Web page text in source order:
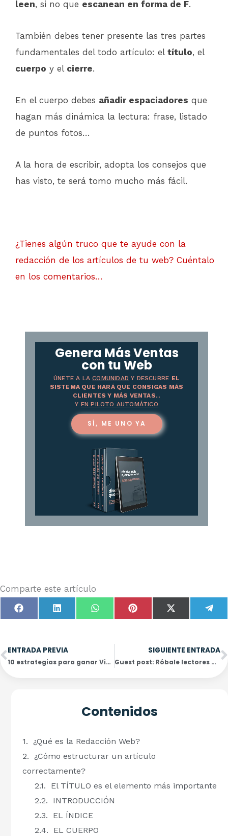
leen, si no que escanean en forma de F.
También debes tener presente las tres partes
fundamentales del todo artículo: el título, el
cuerpo y el cierre.
En el cuerpo debes añadir espaciadores que
hagan más dinámica la lectura: frase, listado
de puntos fotos…
A la hora de escribir, adopta los consejos que
has visto, te será tomo mucho más fácil.
¿Tienes algún truco que te ayude con la
redacción de los artículos de tu web? Cuéntalo
en los comentarios…
Genera Más Ventas
con tu Web
ÚNETE A LACOMUNIDAD Y DESCUBRE EL
SISTEMA QUE HARÁ QUE CONSIGAS MÁS
CLIENTES Y MÁS VENTAS...
Y EN PILOTO AUTOMÁTICO
SÍ, ME UNO YA
Comparte este artículo
Compartir
en
FacebookCompartir
en
LinkedInCompartir
en
WhatsAppCompartir
en
PinterestCompartir
en
X
(Twitter) en
Ant
ENTRADA PREVIA
10 estrategias para ganar Visibilidad en Internet
SIGUIENTE ENTRADA
Guest post: Róbale lectores a tu competencia y haz que te lo agradezcan
Contenidos
¿Qué es la Redacción Web?
¿Cómo estructurar un artículo
correctamente?
El TÍTULO es el elemento más importante
INTRODUCCIÓN
EL ÍNDICE
EL CUERPO